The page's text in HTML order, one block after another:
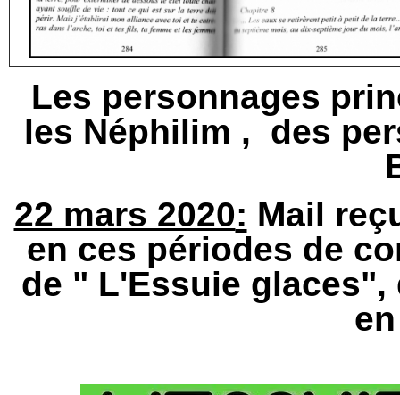
Les personnages
les Néphilim , des
22 mars 2020: Mail
en ces périodes de
de " L'Essuie glaces",